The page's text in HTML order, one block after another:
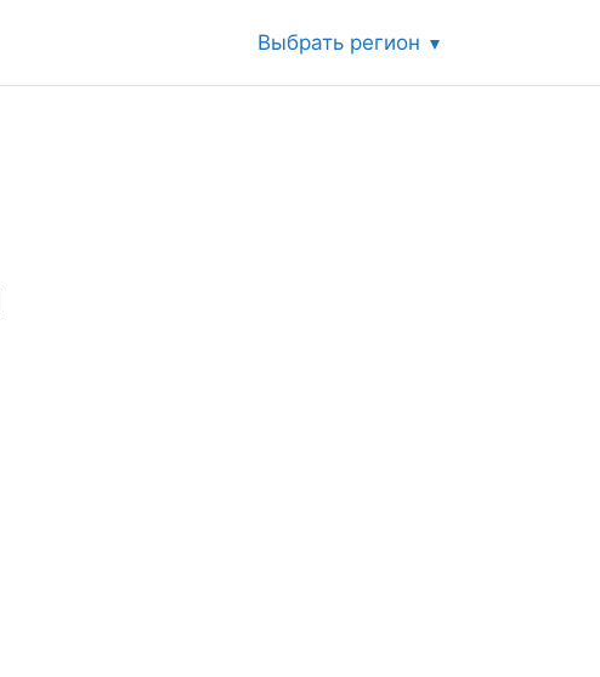
Выбрать регион